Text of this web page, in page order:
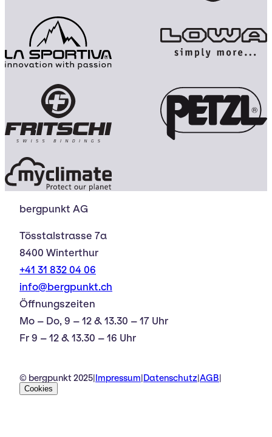
bergpunkt AG
Tösstalstrasse 7a
8400 Winterthur
+41 31 832 04 06
info@bergpunkt.ch
Öffnungszeiten
Mo – Do, 9 – 12 & 13.30 – 17 Uhr
Fr 9 – 12 & 13.30 – 16 Uhr
© bergpunkt 2025 Impressum Datenschutz AGB
Cookies